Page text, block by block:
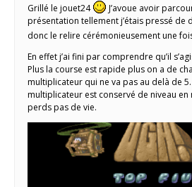
Grillé le jouet24
J’avoue avoir
présentation tellement j’étais pressé de
donc le relire cérémonieusement une
En effet j’ai fini par comprendre qu’il
Plus la course est rapide plus on a de
multiplicateur qui ne va pas au delà de
multiplicateur est conservé de niveau en
perds pas de vie.